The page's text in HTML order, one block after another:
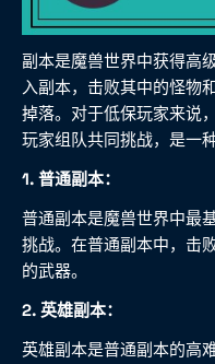
副本是魔兽世界中获得高
入副本，击败其中的怪物
掉落。对于低保玩家来说
玩家组队共同挑战，是一
1. 普通副本：
普通副本是魔兽世界中最
挑战。在普通副本中，击
的武器。
2. 英雄副本：
英雄副本是普通副本的高